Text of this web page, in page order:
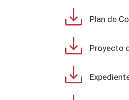
Plan de
Proyecto